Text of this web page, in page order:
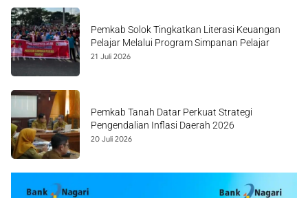
Pemkab Solok Tingkatkan Literasi Keuangan
Pelajar Melalui Program Simpanan Pelajar
21 Juli 2026
Pemkab Tanah Datar Perkuat Strategi
Pengendalian Inflasi Daerah 2026
20 Juli 2026